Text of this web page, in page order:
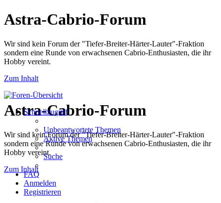
Astra-Cabrio-Forum
Wir sind kein Forum der "Tiefer-Breiter-Härter-Lauter"-Fraktion
sondern eine Runde von erwachsenen Cabrio-Enthusiasten, die ihr
Hobby vereint.
Zum Inhalt
Astra-Cabrio-Forum
Wir sind kein Forum der "Tiefer-Breiter-Härter-Lauter"-Fraktion
sondern eine Runde von erwachsenen Cabrio-Enthusiasten, die ihr
Hobby vereint.
Zum Inhalt
Schnellzugriff
Unbeantwortete Themen
Aktive Themen
Suche
FAQ
Anmelden
Registrieren